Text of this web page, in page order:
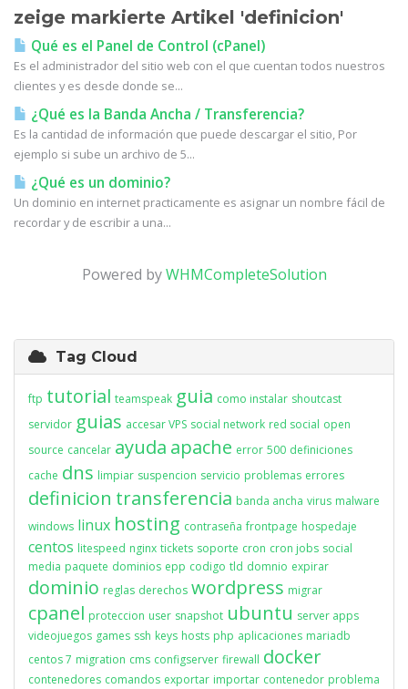
zeige markierte Artikel 'definicion'
Qué es el Panel de Control (cPanel)
Es el administrador del sitio web con el que cuentan todos nuestros
clientes y es desde donde se...
¿Qué es la Banda Ancha / Transferencia?
Es la cantidad de información que puede descargar el sitio, Por
ejemplo si sube un archivo de 5...
¿Qué es un dominio?
Un dominio en internet practicamente es asignar un nombre fácil de
recordar y de escribir a una...
Powered byWHMCompleteSolution
Tag Cloud
ftp tutorial teamspeak guia como instalar shoutcast
servidor guias accesar VPS social network red social open
source cancelar ayuda apache error 500 definiciones
cache dns limpiar suspencion servicio problemas errores
definicion transferencia banda ancha virus malware
windows linux hosting contraseña frontpage hospedaje
centos litespeed nginx tickets soporte cron cron jobs social
media paquete dominios epp codigo tld domnio expirar
dominio reglas derechos wordpress migrar
cpanel proteccion user snapshot ubuntu server apps
videojuegos games ssh keys hosts php aplicaciones mariadb
centos 7 migration cms configserver firewall docker
contenedores comandos exportar importar contenedor problema